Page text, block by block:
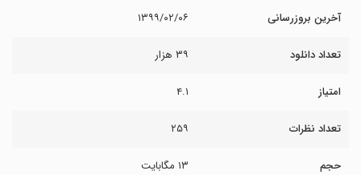
آخرین بروزرسانی ۱۳۹۹/۰۲/۰۶
تعداد دانلود ۳۹ هزار
امتیاز ۴.۱
تعداد نظرات ۲۵۹
حجم ۱۳ مگابایت